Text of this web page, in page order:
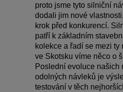
proto jsme tyto silniční
dodali jim nové
krok před konkurencí.
patří k základním
kolekce a řadí se mezi
ve Skotsku víme něco o
Poslední evoluce našich
odolných návleků je
testování v těch